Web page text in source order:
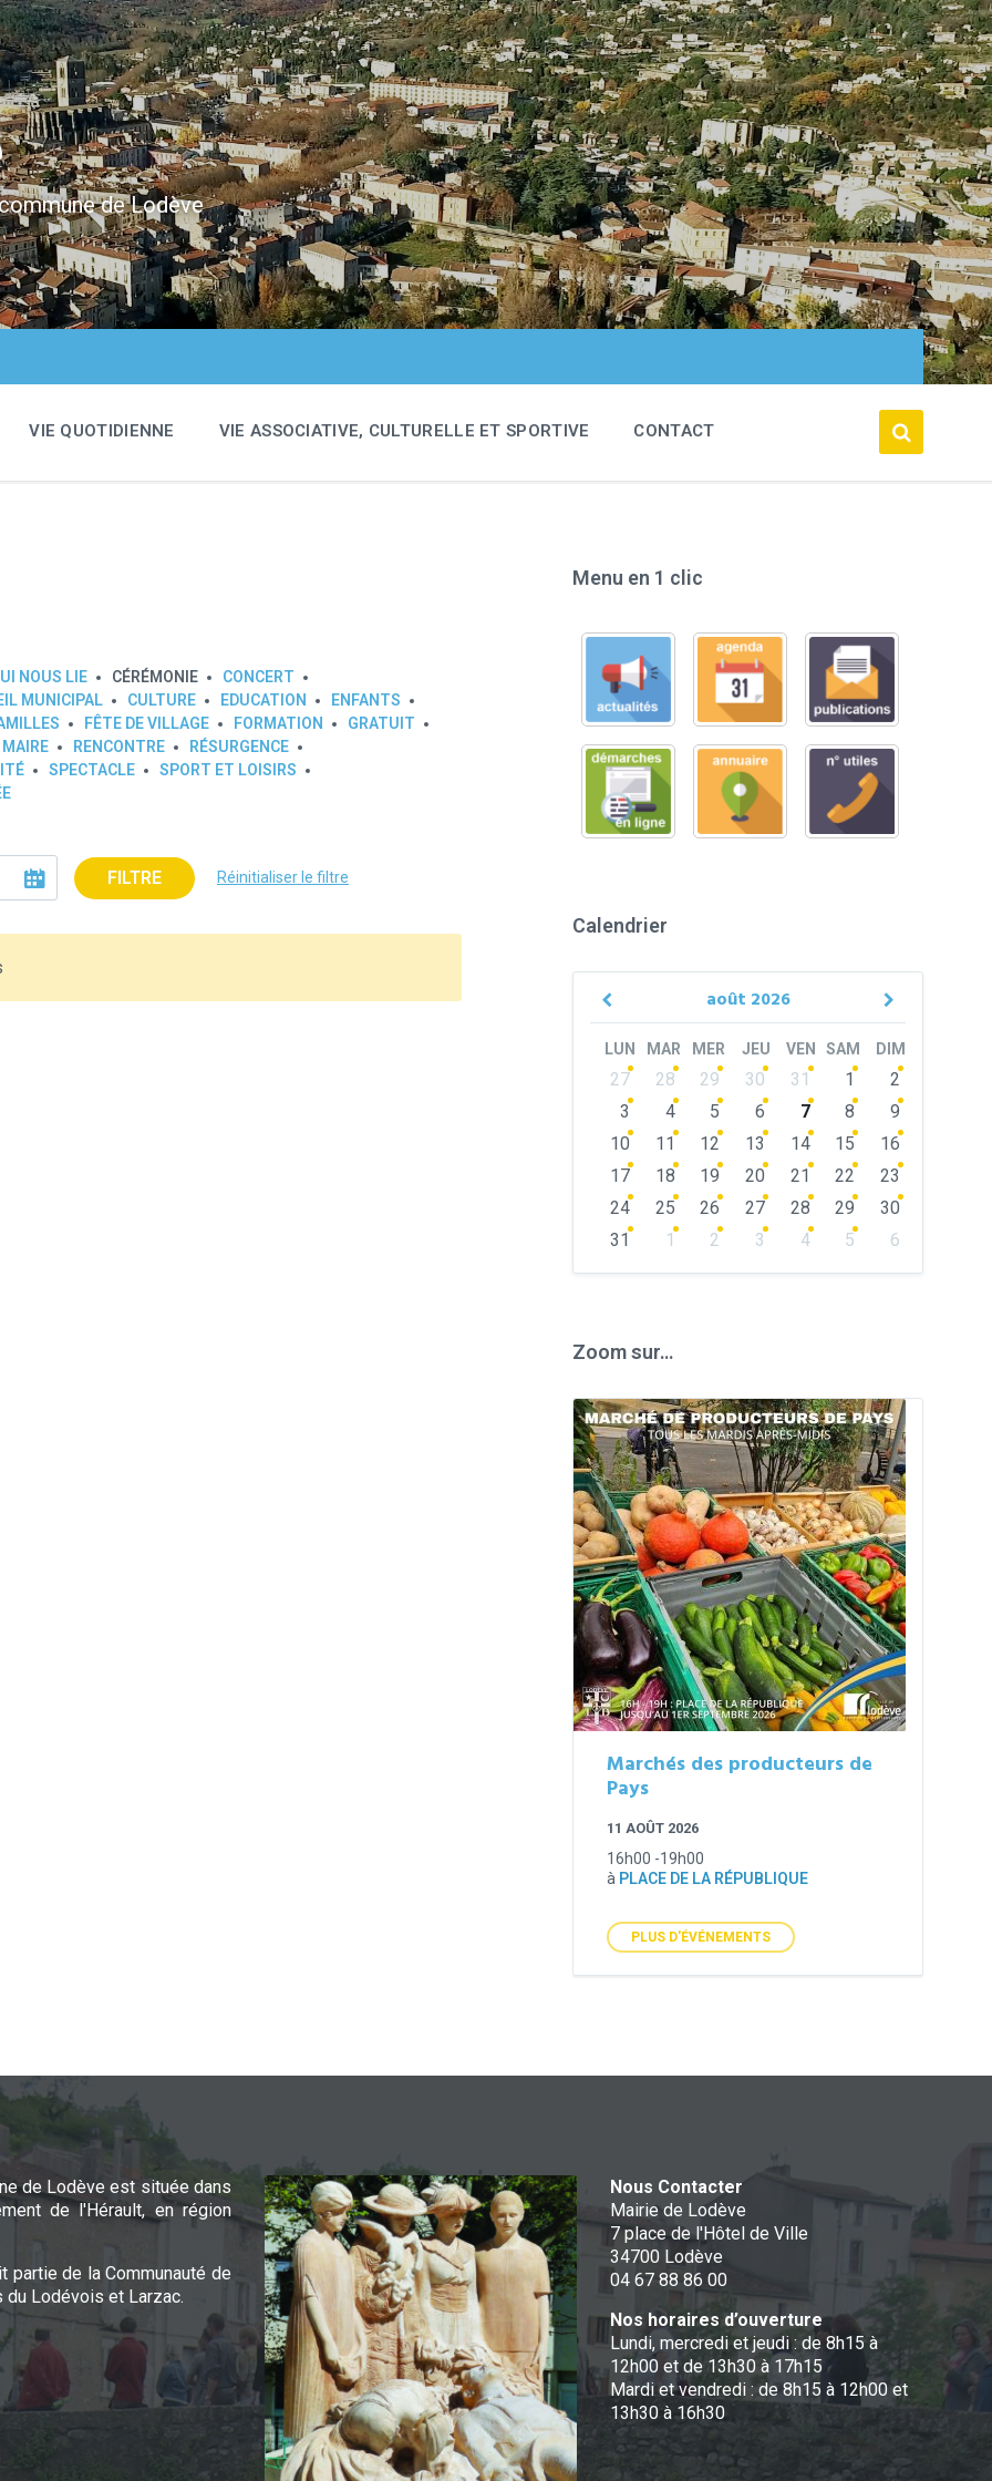
de Lodève
VIE QUOTIDIENNE VIE ASSOCIATIVE, CULTURELLE ET SPORTIVE CONTACT
NOUS LIE CÉRÉMONIE
CONCERT
MUNICIPAL CULTURE EDUCATION
ENFANTS
FÊTE DE VILLAGE FORMATION
GRATUIT
MAIRE RENCONTRE
RÉSURGENCE
SPECTACLE
SPORT ET LOISIRS
FILTRE Réinitialiser le filtre
Menu en 1 clic
Calendrier
août 2026
Previous
Next
LUN MAR MER JEU VEN SAM DIM
Skip
calendar
days
27 28 29 30 31 1
2
3
4 5 6 7 8
9
10
11 12 13 14 15
16
17
18 19 20 21 22
23
24
25 26 27 28 29
30
31
1 2 3 4 5
6
Zoom sur…
Marchés des producteurs de
Pays
11 AOÛT 2026
16h00 -19h00
à PLACE DE LA RÉPUBLIQUE
PLUS D'ÉVÉNEMENTS
de Lodève est située dans
de l'Hérault, en région
partie de la Communauté de
du Lodévois et Larzac.
Nous Contacter
Mairie de Lodève
7 place de l'Hôtel de Ville
34700 Lodève
04 67 88 86 00
Nos horaires d’ouverture
Lundi, mercredi et jeudi : de 8h15 à
12h00 et de 13h30 à 17h15
Mardi et vendredi : de 8h15 à 12h00 et
13h30 à 16h30